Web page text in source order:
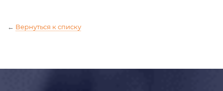
← Вернуться к списку